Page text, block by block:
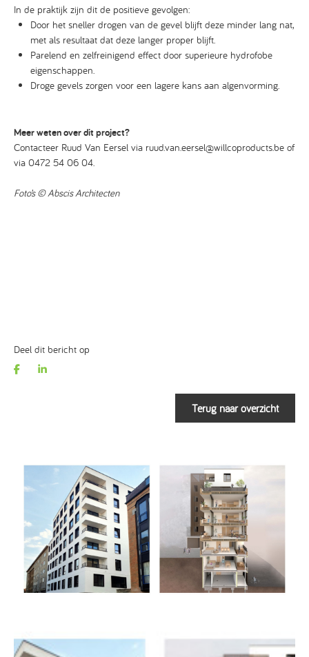
In de praktijk zijn dit de positieve gevolgen:
Door het sneller drogen van de gevel blijft deze minder lang nat,
met als resultaat dat deze langer proper blijft.
Parelend en zelfreinigend effect door superieure hydrofobe
eigenschappen.
Droge gevels zorgen voor een lagere kans aan algenvorming.
Meer weten over dit project?
Contacteer Ruud Van Eersel via ruud.van.eersel@willcoproducts.be of
via 0472 54 06 04.
Foto’s © Abscis Architecten
Deel dit bericht op
Terug naar overzicht
Vorige
Next